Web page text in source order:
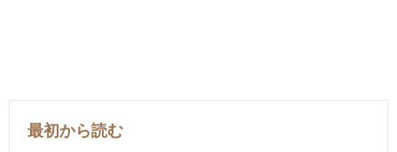
最初から読む